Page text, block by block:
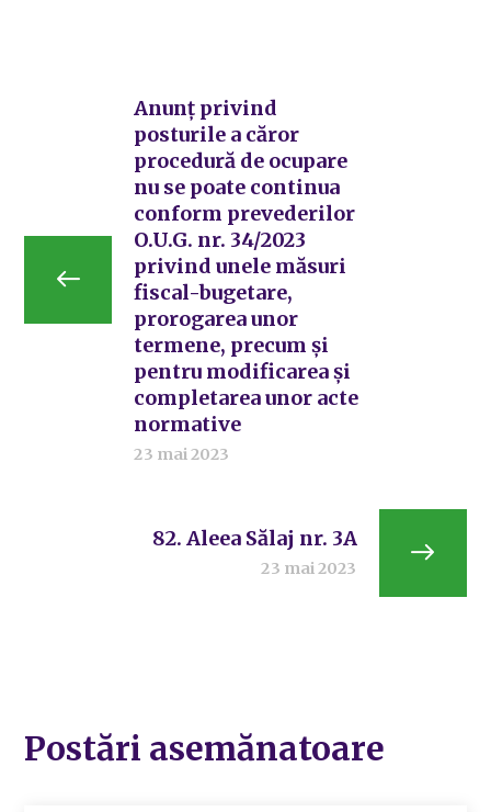
Anunț privind
posturile a căror
procedură de ocupare
nu se poate continua
conform prevederilor
O.U.G. nr. 34/2023
privind unele măsuri
fiscal-bugetare,
prorogarea unor
termene, precum și
pentru modificarea și
completarea unor acte
normative
23 mai 2023
82. Aleea Sălaj nr. 3A
23 mai 2023
Postări asemănatoare